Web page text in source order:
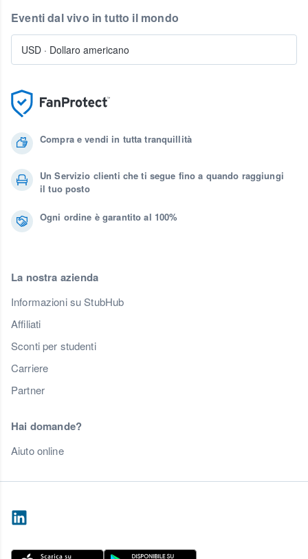
Compra e vendi in tutta tranquillità
Un Servizio clienti che ti segue fino a quando raggiungi
il tuo posto
Ogni ordine è garantito al 100%
La nostra azienda
Informazioni su StubHub
Affiliati
Sconti per studenti
Carriere
Partner
Hai domande?
Aiuto online
Eventi dal vivo in tutto il mondo
USD · Dollaro americano